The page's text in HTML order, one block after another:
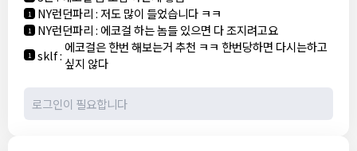
1 NY런던파리:저도 많이 들었습니다 ㅋㅋ
1 NY런던파리: 에코걸 하는 놈들 있으면 다 조지려고요
1 sklf: 에코걸은 한번 해보는거 추천 ㅋㅋ 한번당하면 다시는하고
싶지 않다